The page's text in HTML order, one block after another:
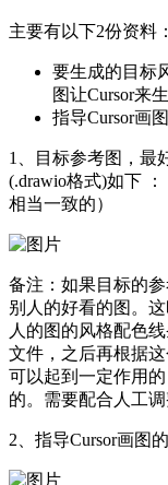
主要有以下2份资料：
要生成的目标
图让Cursor来
指导Cursor画
1、目标参考图，最
(.drawio格式)如下
相当一致的）
备注：如果目标的
别人的好看的图。
人的图的风格配色
文件，之后再根据这
可以起到一定作用
的。需要配合人工调
2、指导Cursor画图